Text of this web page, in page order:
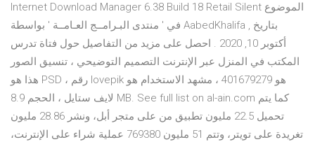
Internet Download Manager 6.38 Build 18 Retail Silent الموضوع
في ' منتدى البـرامــج العـامــة ' بواسطة AabedKhalifa , بتاريخ
‏أكتوبر 10, 2020 . احصل على مزيد من التفاصيل حول فتاة تدرس
المكتب في المنزل عبر الإنترنت التصميم التوضيحي ، تنسيق الصور
هذا هو PSD ، رقم lovepik هو 401679279 ، مشهد الاستخدام هو
لايف ستايل ، الحجم 8.9 MB. See full list on al-ain.com كما يتم
تحميل 22.5 مليون تطبيق من على متجر أبل، ونشر 28.86 مليون
تغريدة على تويتر، وتتم 51 مليون 769380 عملية شراء على الإنترنت،